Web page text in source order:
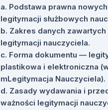
Podstawa prawna nowych
legitymacji służbowych
Zakres danych zawartych
legitymacji nauczyciela.
Forma dokumentu —
plastikowa i elektroniczna
mLegitymacja Nauczyciela).
Zasady wydawania i
ważności legitymacji